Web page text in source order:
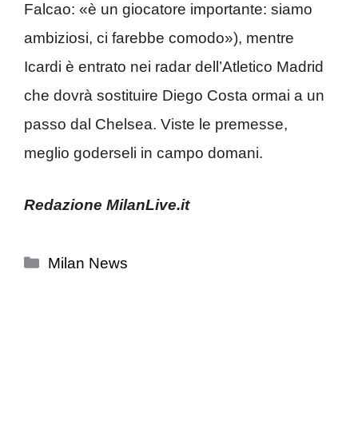
Falcao: «è un giocatore importante: siamo
ambiziosi, ci farebbe comodo»), mentre
Icardi è entrato nei radar dell’Atletico Madrid
che dovrà sostituire Diego Costa ormai a un
passo dal Chelsea. Viste le premesse,
meglio goderseli in campo domani.
Redazione MilanLive.it
Categorie
Milan News